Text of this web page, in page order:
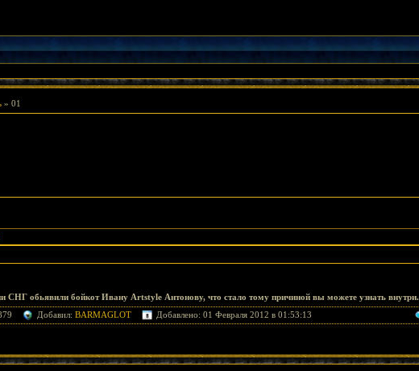
» 01
СНГ обьявили бойкотИвану Artstyle Антонову, что стало тому причиной вы можете узнать внутри.
Добавил: BARMAGLOT Добавлено: 01 Февраля 2012 в 01:53:13